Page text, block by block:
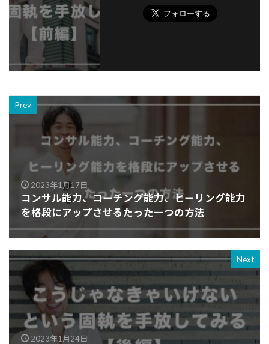
Prev
2023年1月17日
コンサル能力、コーチング能力、ヒーリング能力
を格段にアップさせるたった一つの方法
Next
2023年1月24日